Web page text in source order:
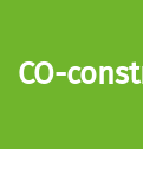
Aller au
CO-